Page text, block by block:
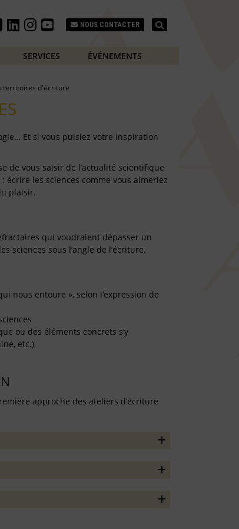
NOUS CONTACTER
SERVICES ÉVÉNEMENTS
territoires d'écriture
Et si vous puisiez votre inspiration
de vous saisir de l’actualité scientifique
écrire les sciences comme vous aimeriez
plaisir.
qui voudraient dépasser un
sciences sous l’angle de l’écriture.
nous entoure », selon l’expression de
ou des éléments concrets s’y
etc.)
approche des ateliers d’écriture